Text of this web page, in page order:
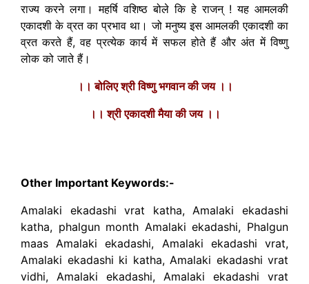
राज्य करने लगा। महर्षि वशिष्ठ बोले कि हे राजन् ! यह आमलकी
एकादशी के व्रत का प्रभाव था। जो मनुष्य इस आमलकी एकादशी का
व्रत करते हैं, वह प्रत्येक कार्य में सफल होते हैं और अंत में विष्णु
लोक को जाते हैं।
।। बोलिए श्री विष्णु भगवान की जय ।।
।। श्री एकादशी मैया की जय ।।
to
increase
or
decrease
volume.
Other Important Keywords:-
Amalaki ekadashi vrat katha, Amalaki ekadashi
katha, phalgun month Amalaki ekadashi, Phalgun
maas Amalaki ekadashi, Amalaki ekadashi vrat,
Amalaki ekadashi ki katha, Amalaki ekadashi vrat
vidhi, Amalaki ekadashi, Amalaki ekadashi vrat